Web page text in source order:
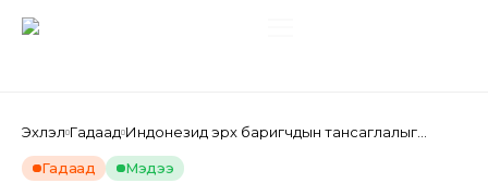
Эхлэл Гадаад Индонезид эрх баригчдын тансаглалыг
Гадаад
Мэдээ